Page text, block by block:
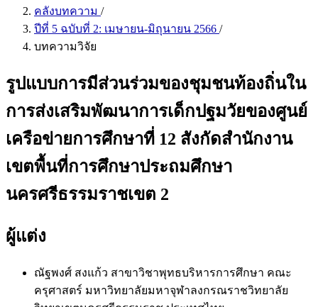
คลังบทความ /
ปีที่ 5 ฉบับที่ 2: เมษายน-มิถุนายน 2566 /
บทความวิจัย
รูปแบบการมีส่วนร่วมของชุมชนท้องถิ่นใน
การส่งเสริมพัฒนาการเด็กปฐมวัยของศูนย์
เครือข่ายการศึกษาที่ 12 สังกัดสำนักงาน
เขตพื้นที่การศึกษาประถมศึกษา
นครศรีธรรมราชเขต 2
ผู้แต่ง
ณัฐพงศ์ สงแก้ว สาขาวิชาพุทธบริหารการศึกษา คณะ
ครุศาสตร์ มหาวิทยาลัยมหาจุฬาลงกรณราชวิทยาลัย